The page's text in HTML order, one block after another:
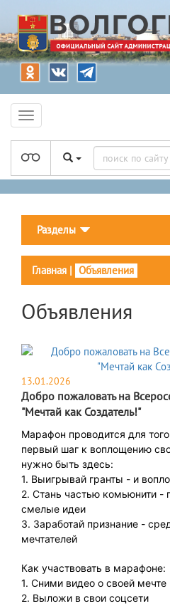
Разделы
Главная | Объявления
Объявления
13.01.2026
​​​Добро пожаловать на
"Мечтай как Создатель!"
Марафон проводится для
первый шаг к воплощению
нужно быть здесь:
1. Выигрывай гранты - и
2. Стань частью комьюнити -
смелые идеи
3. Заработай признание -
мечтателей
Как участвовать в марафоне:
1. Сними видео о своей мечте
2. Выложи в свои соцсети